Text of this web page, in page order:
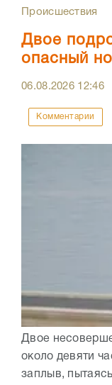
Происшествия
Двое
опасный
06.08.2026 12:46
Комментарии
Двое
около девяти
заплыв,